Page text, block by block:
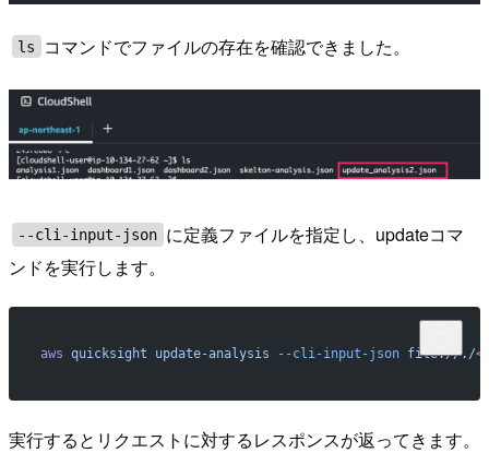
ls コマンドでファイルの存在を確認できました。
--cli-input-json に定義ファイルを指定し、updateコマ
ンドを実行します。
aws quicksight update-analysis --cli-input-json file://./<
実行するとリクエストに対するレスポンスが返ってきます。